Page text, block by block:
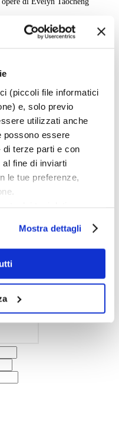
(piccoli file informatici
e, solo previo
utilizzati anche
possono essere
di terze parti e con
fine di inviarti
le tue preferenze,
a prendere visione
prosegui la
e con installazione
potrai revocare in
Mostra dettagli
fondata nel 2008 dall'attuale
una pubblicazione che ne
la tua ricerca